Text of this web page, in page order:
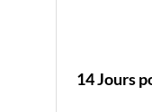
14 Jours